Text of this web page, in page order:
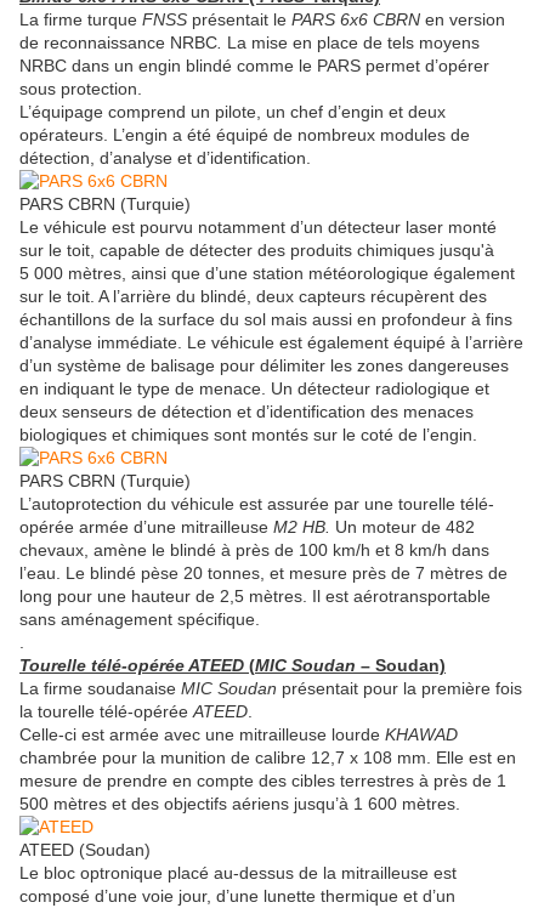
La firme turque FNSS présentait le PARS 6x6 CBRN en version
de reconnaissance NRBC La mise en place de tels moyens
NRBC dans un engin blindé comme le PARS permet d’opérer
sous protection.
L’équipage comprend un pilote, un chef d’engin et deux
opérateurs. L’engin a été équipé de nombreux modules de
détection, d’analyse et d’identification.
PARS CBRN (Turquie)
Le véhicule est pourvu notamment d’un détecteur laser monté
sur le toit, capable de détecter des produits chimiques jusqu'à
5 000 mètres, ainsi que d’une station météorologique également
sur le toit. A l’arrière du blindé, deux capteurs récupèrent des
échantillons de la surface du sol mais aussi en profondeur à fins
d’analyse immédiate. Le véhicule est également équipé à l’arrière
d’un système de balisage pour délimiter les zones dangereuses
en indiquant le type de menace. Un détecteur radiologique et
deux senseurs de détection et d’identification des menaces
biologiques et chimiques sont montés sur le coté de l’engin.
PARS CBRN (Turquie)
L’autoprotection du véhicule est assurée par une tourelle télé-
opérée armée d’une mitrailleuse M2 HB. Un moteur de 482
chevaux, amène le blindé à près de 100 km/h et 8 km/h dans
l’eau. Le blindé pèse 20 tonnes, et mesure près de 7 mètres de
long pour une hauteur de 2,5 mètres. Il est aérotransportable
sans aménagement spécifique.
Tourelle télé-opérée ATEED (MIC Soudan – Soudan)
La firme soudanaise MIC Soudan présentait pour la première fois
la tourelle télé-opérée ATEED
Celle-ci est armée avec une mitrailleuse lourde KHAWAD
chambrée pour la munition de calibre 12,7 x 108 mm. Elle est en
mesure de prendre en compte des cibles terrestres à près de 1
500 mètres et des objectifs aériens jusqu’à 1 600 mètres.
ATEED (Soudan)
Le bloc optronique placé au-dessus de la mitrailleuse est
composé d’une voie jour, d’une lunette thermique et d’un